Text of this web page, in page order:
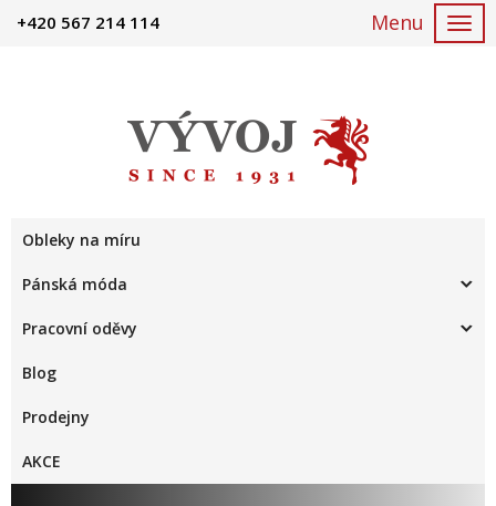
+420 567 214 114
Obleky na míru
Pánská móda
Pracovní oděvy
Blog
Prodejny
AKCE